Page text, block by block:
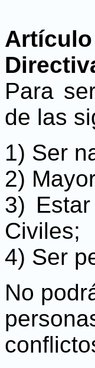
Para
de las
1) Ser
2)
3)
Civiles;
4) Ser
No